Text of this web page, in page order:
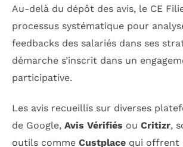
Au-delà du dépôt des avis, le CE
processus systématique pour
feedbacks des salariés dans ses
démarche s’inscrit dans un
participative.
Les avis recueillis sur diverses
de Google, Avis Vérifiés ou Critizr,
outils comme Custplace qui offrent